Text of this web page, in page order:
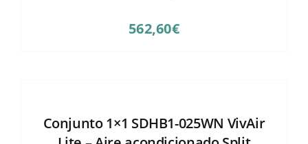
562,60€
Conjunto 1×1 SDHB1-025WN VivAir